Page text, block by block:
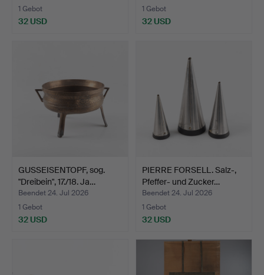
1 Gebot
32 USD
1 Gebot
32 USD
GUSSEISENTOPF, sog.
"Dreibein", 17./18. Ja…
Beendet 24. Jul 2026
1 Gebot
32 USD
PIERRE FORSELL. Salz-,
Pfeffer- und Zucker…
Beendet 24. Jul 2026
1 Gebot
32 USD